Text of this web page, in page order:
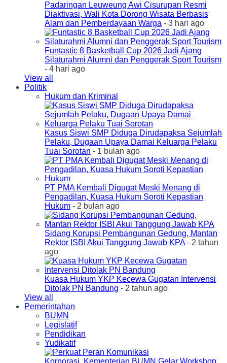
Padaringan Leuweung Awi Cisurupan Resmi
Diaktivasi, Wali Kota Dorong Wisata Berbasis
Alam dan Pemberdayaan Warga - 3 hari ago
Funtastic 8 Basketball Cup 2026 Jadi Ajang
Silaturahmi Alumni dan Penggerak Sport Tourism
- 4 hari ago
View all
Politik
Hukum dan Kriminal
Kasus Siswi SMP Diduga Dirudapaksa Sejumlah
Pelaku, Dugaan Upaya Damai Keluarga Pelaku
Tuai Sorotan - 1 bulan ago
PT PMA Kembali Digugat Meski Menang di
Pengadilan, Kuasa Hukum Soroti Kepastian
Hukum - 2 bulan ago
Sidang Korupsi Pembangunan Gedung, Mantan
Rektor ISBI Akui Tanggung Jawab KPA- 2 tahun
ago
Kuasa Hukum YKP Kecewa Gugatan Intervensi
Ditolak PN Bandung - 2 tahun ago
View all
Pemerintahan
BUMN
Legislatif
Pendidikan
Yudikatif